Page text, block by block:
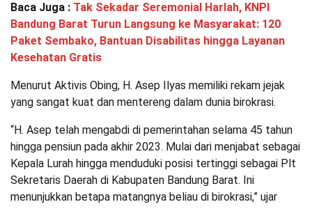
Baca Juga : Tak Sekadar Seremonial Harlah, KNPI
Bandung Barat Turun Langsung ke Masyarakat: 120
Paket Sembako, Bantuan Disabilitas hingga Layanan
Kesehatan Gratis
Menurut Aktivis Obing, H. Asep Ilyas memiliki rekam jejak
yang sangat kuat dan mentereng dalam dunia birokrasi.
“H. Asep telah mengabdi di pemerintahan selama 45 tahun
hingga pensiun pada akhir 2023. Mulai dari menjabat sebagai
Kepala Lurah hingga menduduki posisi tertinggi sebagai Plt
Sekretaris Daerah di Kabupaten Bandung Barat. Ini
menunjukkan betapa matangnya beliau di birokrasi,” ujar